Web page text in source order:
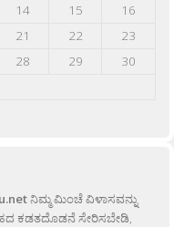
14 15
16
21 22
23
28 29
30
ನಿಮ್ಮ ಮಿಂಚೆ ವಿಳಾಸವನ್ನು
ಕಡತದೊಡನೆ ಸೇರಿಸಬೇಡಿ,